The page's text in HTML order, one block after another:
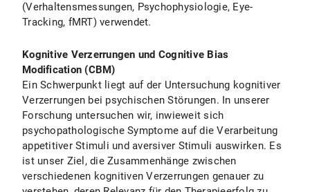
(Verhaltensmessungen, Psychophysiologie, Eye-
Tracking, fMRT) verwendet.
Kognitive Verzerrungen und Cognitive Bias
Modification (CBM)
Ein Schwerpunkt liegt auf der Untersuchung kognitiver
Verzerrungen bei psychischen Störungen. In unserer
Forschung untersuchen wir, inwieweit sich
psychopathologische Symptome auf die Verarbeitung
appetitiver Stimuli und aversiver Stimuli auswirken. Es
ist unser Ziel, die Zusammenhänge zwischen
verschiedenen kognitiven Verzerrungen genauer zu